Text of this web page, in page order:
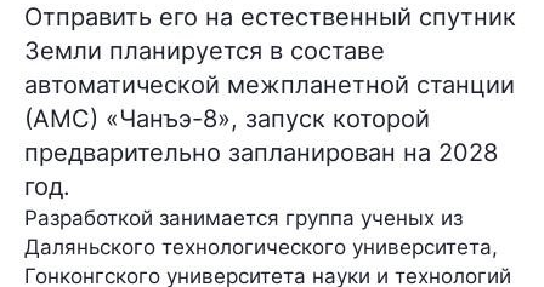
Отправить его на естественный спутник
Земли планируется в составе
автоматической межпланетной станции
(АМС) «Чанъэ-8», запуск которой
предварительно запланирован на 2028
год.
Разработкой занимается группа ученых из
Даляньского технологического университета,
Гонконгского университета науки и технологий